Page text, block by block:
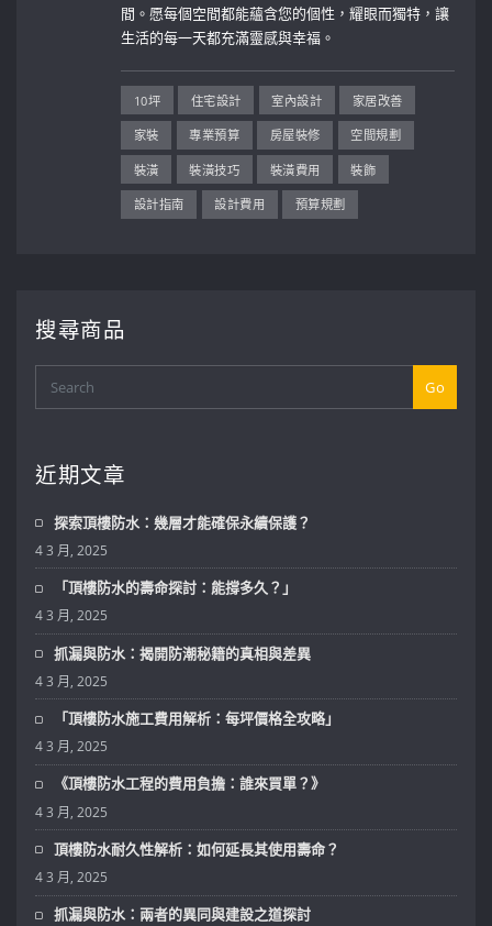
間。愿每個空間都能蘊含您的個性，耀眼而獨特，讓
生活的每一天都充滿靈感與幸福。
10坪 住宅設計 室內設計 家居改善
家裝 專業預算 房屋裝修 空間規劃
裝潢 裝潢技巧 裝潢費用 裝飾
設計指南 設計費用 預算規劃
搜尋商品
Go
近期文章
探索頂樓防水：幾層才能確保永續保護？
4 3 月, 2025
「頂樓防水的壽命探討：能撐多久？」
4 3 月, 2025
抓漏與防水：揭開防潮秘籍的真相與差異
4 3 月, 2025
「頂樓防水施工費用解析：每坪價格全攻略」
4 3 月, 2025
《頂樓防水工程的費用負擔：誰來買單？》
4 3 月, 2025
頂樓防水耐久性解析：如何延長其使用壽命？
4 3 月, 2025
抓漏與防水：兩者的異同與建設之道探討